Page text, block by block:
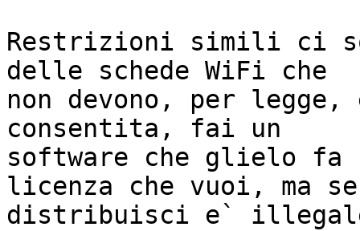
Restrizioni simili ci
delle schede WiFi che
non devono, per
consentita, fai un
software che glielo
licenza che vuoi, ma
distribuisci e`